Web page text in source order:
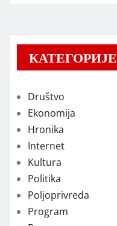
КАТЕГОРИЈЕ
Društvo
Ekonomija
Hronika
Internet
Kultura
Politika
Poljoprivreda
Program